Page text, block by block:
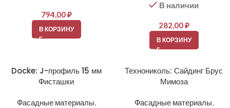
794,00₽
В КОРЗИНУ
В наличии
282,00₽
В КОРЗИНУ
Docke: J-профиль 15 мм
Фисташки
Фасадные материалы,
Технониколь: Сайдинг Брус
Мимоза
Фасадные материалы,